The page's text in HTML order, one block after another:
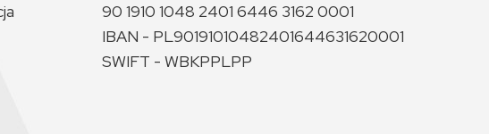
90 1910 1048 2401 6446 3162 0001
IBAN - PL90191010482401644631620001
SWIFT - WBKPPLPP